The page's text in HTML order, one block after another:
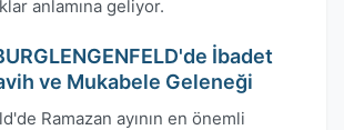
anlamına geliyor.
İbadet
ve Mukabele Geleneği
Ramazan ayının en önemli